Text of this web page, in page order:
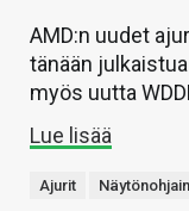
AMD:n uudet
tänään
myös uutta
Lue lisää
Ajurit